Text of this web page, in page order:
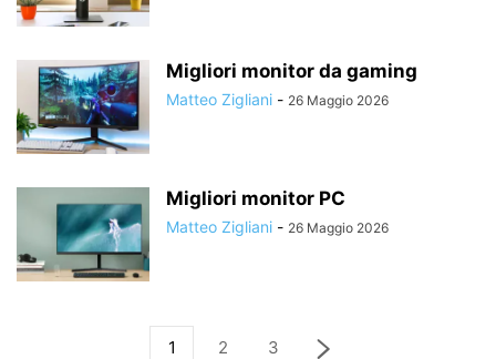
Migliori monitor da gaming
Matteo Zigliani - 26 Maggio 2026
Migliori monitor PC
Matteo Zigliani - 26 Maggio 2026
1 2 3